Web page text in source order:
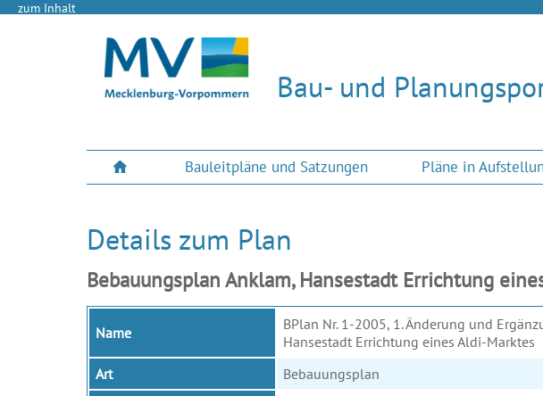
zum Inhalt
Bau- und
Bauleitpläne und Satzungen Pläne in
Details zum Plan
Bebauungsplan Anklam, Hansestadt Errichtung
Name
BPlan Nr. 1-2005, 1. Änderung und
Hansestadt Errichtung eines Aldi-Marktes
Art
Bebauungsplan